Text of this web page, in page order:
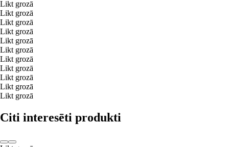
Likt grozā
Likt grozā
Likt grozā
Likt grozā
Likt grozā
Likt grozā
Likt grozā
Likt grozā
Likt grozā
Likt grozā
Likt grozā
Citi interesēti produkti